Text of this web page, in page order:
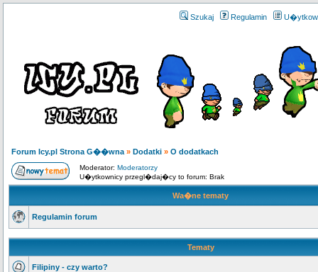
Szukaj Regulamin
Forum Icy.pl Strona G��wna » Dodatki » O dodatkach
Moderator: Moderatorzy
U�ytkownicy przegl�daj�cy to forum: Brak
Wa�ne tematy
Regulamin forum
Tematy
Filipiny - czy warto?